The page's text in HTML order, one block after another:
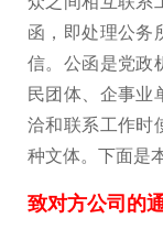
函，即处理公务
信。公函是党政
民团体、企事业
洽和联系工作时
种文体。下面是
致对方公司的